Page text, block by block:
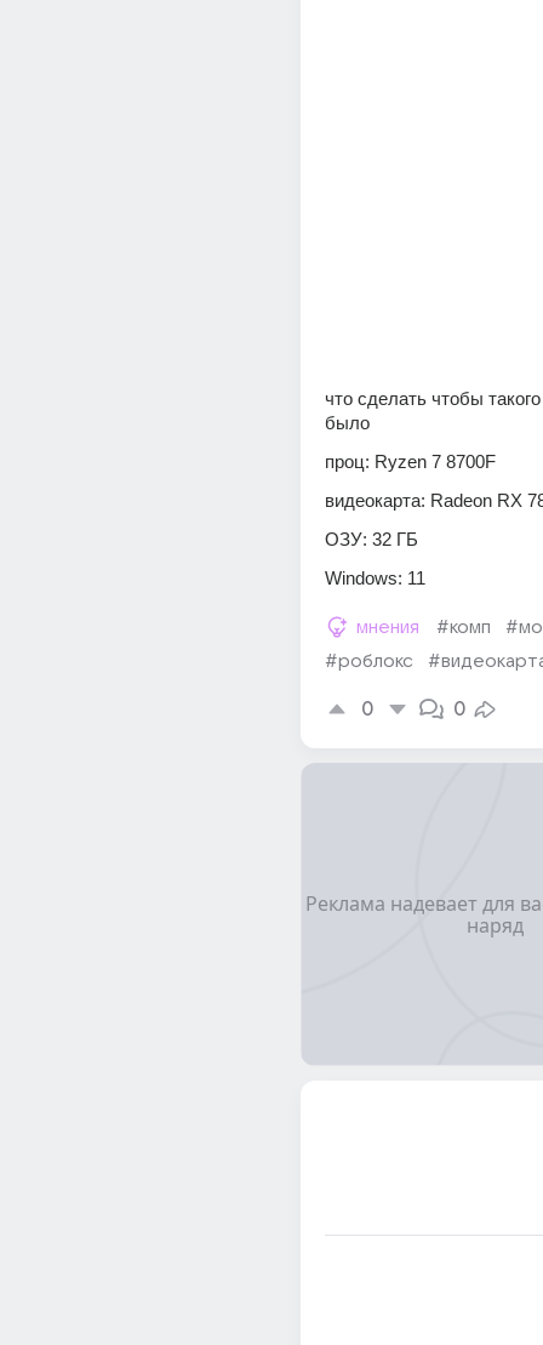
что сделать чтобы
было
проц: Ryzen 7 8700F
видеокарта: Radeon RX
ОЗУ: 32 ГБ
Windows: 11
мнения #комп
#роблокс
0 0